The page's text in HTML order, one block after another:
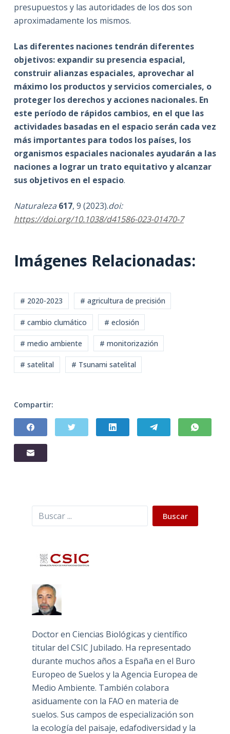
presupuestos y las autoridades de los dos son
aproximadamente los mismos.
Las diferentes naciones tendrán diferentes
objetivos: expandir su presencia espacial,
construir alianzas espaciales, aprovechar al
máximo los productos y servicios comerciales, o
proteger los derechos y acciones nacionales. En
este período de rápidos cambios, en el que las
actividades basadas en el espacio serán cada vez
más importantes para todos los países, los
organismos espaciales nacionales ayudarán a las
naciones a lograr un trato equitativo y alcanzar
sus objetivos en el espacio.
Naturaleza 617, 9 (2023).doi:
https://doi.org/10.1038/d41586-023-01470-7
Imágenes Relacionadas:
# 2020-2023 # agricultura de precisión
# cambio clumático # eclosión
# medio ambiente # monitorizazión
# satelital # Tsunami satelital
Compartir:
Buscar Buscar
Doctor en Ciencias Biológicas y científico
titular del CSIC Jubilado. Ha representado
durante muchos años a España en el Buro
Europeo de Suelos y la Agencia Europea de
Medio Ambiente. También colabora
asiduamente con la FAO en materia de
suelos. Sus campos de especialización son
la ecología del paisaje, edafodiversidad y la